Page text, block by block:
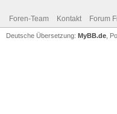
Foren-Team Kontakt Forum
Deutsche Übersetzung: MyBB.de ,